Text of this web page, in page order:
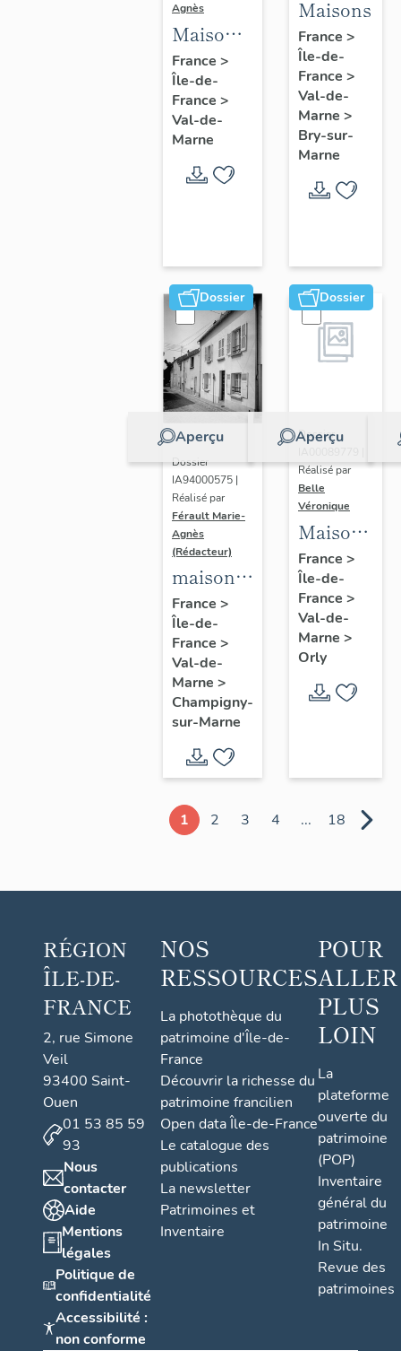
Agnès
Maisons,
Fermes
France >
Île-de-
France >
Val-de-
Marne
Maisons
France >
Île-de-
France >
Val-de-
Marne >
Bry-sur-
Marne
Dossier
Aperçu
Dossier
IA94000575 |
Réalisé par
Férault Marie-
Agnès
(Rédacteur)
maisons,
immeubles
France >
Île-de-
France >
Val-de-
Marne >
Champigny-
sur-Marne
Dossier
Aperçu
Dossier
Réalisé par
Belle
Véronique
Maisons,
Immeubles
France >
Île-de-
France >
Val-de-
Marne >
Orly
1 2 3 4 ... 18
RÉGION
ÎLE-DE-
FRANCE
2, rue Simone
Veil
93400 Saint-
Ouen
01 53 85 59
93
Nous
contacter
Aide
Mentions
légales
Politique de
confidentialité
Accessibilité :
non conforme
NOS
RESSOURCES
La photothèque du
patrimoine d'Île-de-
France
Découvrir la richesse du
patrimoine francilien
Open data Île-de-France
Le catalogue des
publications
La newsletter
Patrimoines et
Inventaire
POUR
ALLER
PLUS
LOIN
La
plateforme
ouverte du
patrimoine
(POP)
Inventaire
général du
patrimoine
In Situ.
Revue des
patrimoines